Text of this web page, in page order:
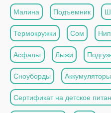
Малина Подъемник
Термокружки Сом
Асфальт Лыжи
Сноуборды Аккумуляторы
Сертификат на детское